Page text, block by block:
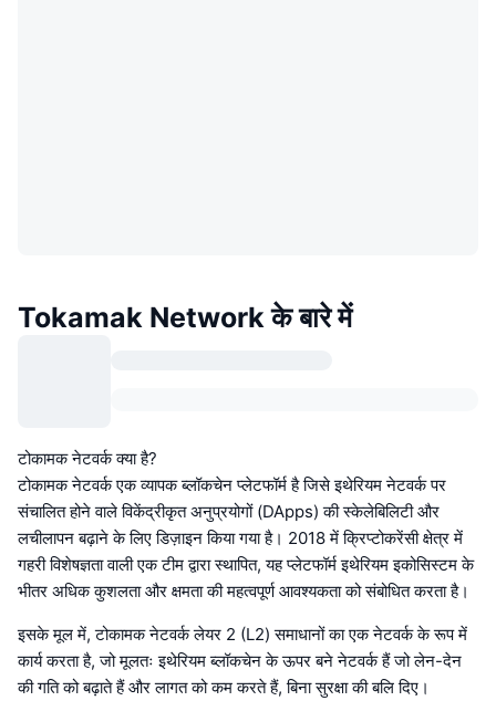
Tokamak Network के बारे में
टोकामक नेटवर्क क्या है?
टोकामक नेटवर्क एक व्यापक ब्लॉकचेन प्लेटफॉर्म है जिसे इथेरियम नेटवर्क पर
संचालित होने वाले विकेंद्रीकृत अनुप्रयोगों (DApps) की स्केलेबिलिटी और
लचीलापन बढ़ाने के लिए डिज़ाइन किया गया है। 2018 में क्रिप्टोकरेंसी क्षेत्र में
गहरी विशेषज्ञता वाली एक टीम द्वारा स्थापित, यह प्लेटफॉर्म इथेरियम इकोसिस्टम के
भीतर अधिक कुशलता और क्षमता की महत्वपूर्ण आवश्यकता को संबोधित करता है।
इसके मूल में, टोकामक नेटवर्क लेयर 2 (L2) समाधानों का एक नेटवर्क के रूप में
कार्य करता है, जो मूलतः इथेरियम ब्लॉकचेन के ऊपर बने नेटवर्क हैं जो लेन-देन
की गति को बढ़ाते हैं और लागत को कम करते हैं, बिना सुरक्षा की बलि दिए।